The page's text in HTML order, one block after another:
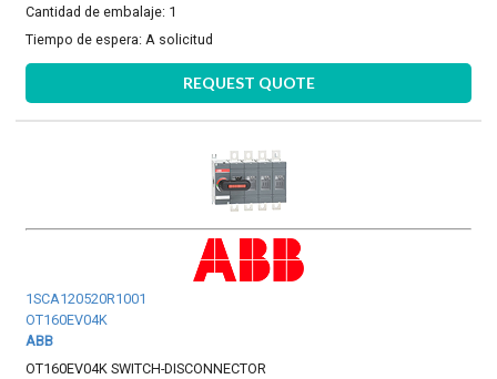
Cantidad de embalaje: 1
Tiempo de espera: A solicitud
REQUEST QUOTE
1SCA120520R1001
OT160EV04K
ABB
OT160EV04K SWITCH-DISCONNECTOR